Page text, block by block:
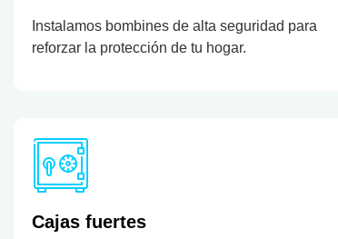
Instalamos bombines de alta seguridad para
reforzar la protección de tu hogar.
Cajas fuertes